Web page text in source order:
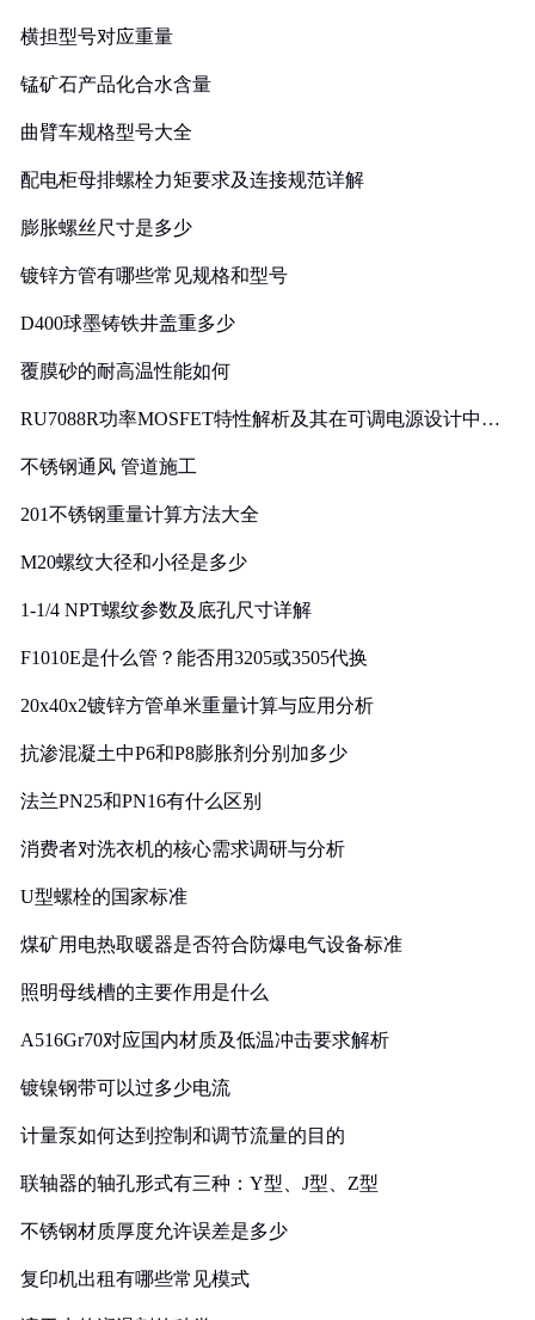
横担型号对应重量
锰矿石产品化合水含量
曲臂车规格型号大全
配电柜母排螺栓力矩要求及连接规范详解
膨胀螺丝尺寸是多少
镀锌方管有哪些常见规格和型号
D400球墨铸铁井盖重多少
覆膜砂的耐高温性能如何
RU7088R功率MOSFET特性解析及其在可调电源设计中的
不锈钢通风 管道施工
201不锈钢重量计算方法大全
M20螺纹大径和小径是多少
1-1/4 NPT螺纹参数及底孔尺寸详解
F1010E是什么管？能否用3205或3505代换
20x40x2镀锌方管单米重量计算与应用分析
抗渗混凝土中P6和P8膨胀剂分别加多少
法兰PN25和PN16有什么区别
消费者对洗衣机的核心需求调研与分析
U型螺栓的国家标准
煤矿用电热取暖器是否符合防爆电气设备标准
照明母线槽的主要作用是什么
A516Gr70对应国内材质及低温冲击要求解析
镀镍钢带可以过多少电流
计量泵如何达到控制和调节流量的目的
联轴器的轴孔形式有三种：Y型、J型、Z型
不锈钢材质厚度允许误差是多少
复印机出租有哪些常见模式